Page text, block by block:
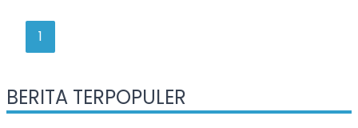
1
BERITA TERPOPULER